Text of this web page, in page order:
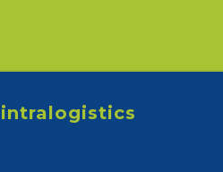
intralogistics